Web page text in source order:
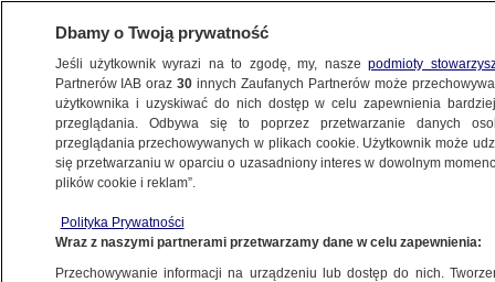
BIZNES
Z KRAJU
12.08.2024, 10:29
Dbamy o Twoją prywatność
Jeśli użytkownik wyrazi na to zgodę, my, naszepodmioty
Partnerów IAB oraz30 innych Zaufanych Partnerów może
użytkownika i uzyskiwać do nich dostęp w celu zapewnienia
przeglądania. Odbywa się to poprzez przetwarzanie danych
przeglądania przechowywanych w plikach cookie. Użytkownik może
się przetwarzaniu w oparciu o uzasadniony interes w dowolnym
plików cookie i reklam”.
Polityka Prywatności
Wraz z naszymi partnerami przetwarzamy dane w celu zapewnienia:
Przechowywanie informacji na urządzeniu lub dostęp do nich.